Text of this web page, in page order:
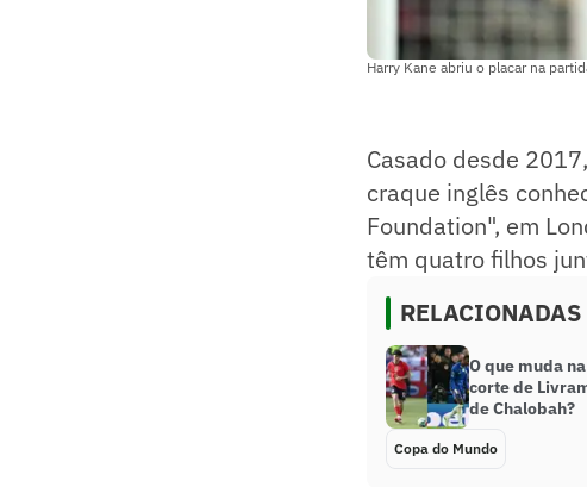
Harry Kane abriu o placar na
Casado desde 2017,
craque inglês
Foundation", em
têm quatro filhos
RELACIONADAS
O que muda
corte de
de Chalobah?
Copa do Mundo